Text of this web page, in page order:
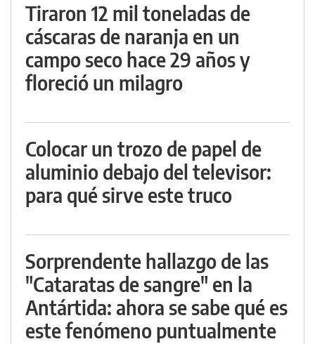
Tiraron 12 mil toneladas de
cáscaras de naranja en un
campo seco hace 29 años y
floreció un milagro
Colocar un trozo de papel de
aluminio debajo del televisor:
para qué sirve este truco
Sorprendente hallazgo de las
"Cataratas de sangre" en la
Antártida: ahora se sabe qué es
este fenómeno puntualmente